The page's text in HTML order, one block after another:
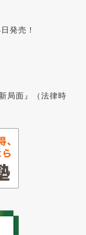
発売！
局面』（法律時